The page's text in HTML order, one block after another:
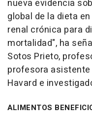
nueva evidencia
global de la dieta
renal crónica para
mortalidad", ha
Sotos Prieto,
profesora asistente
Havard e
ALIMENTOS